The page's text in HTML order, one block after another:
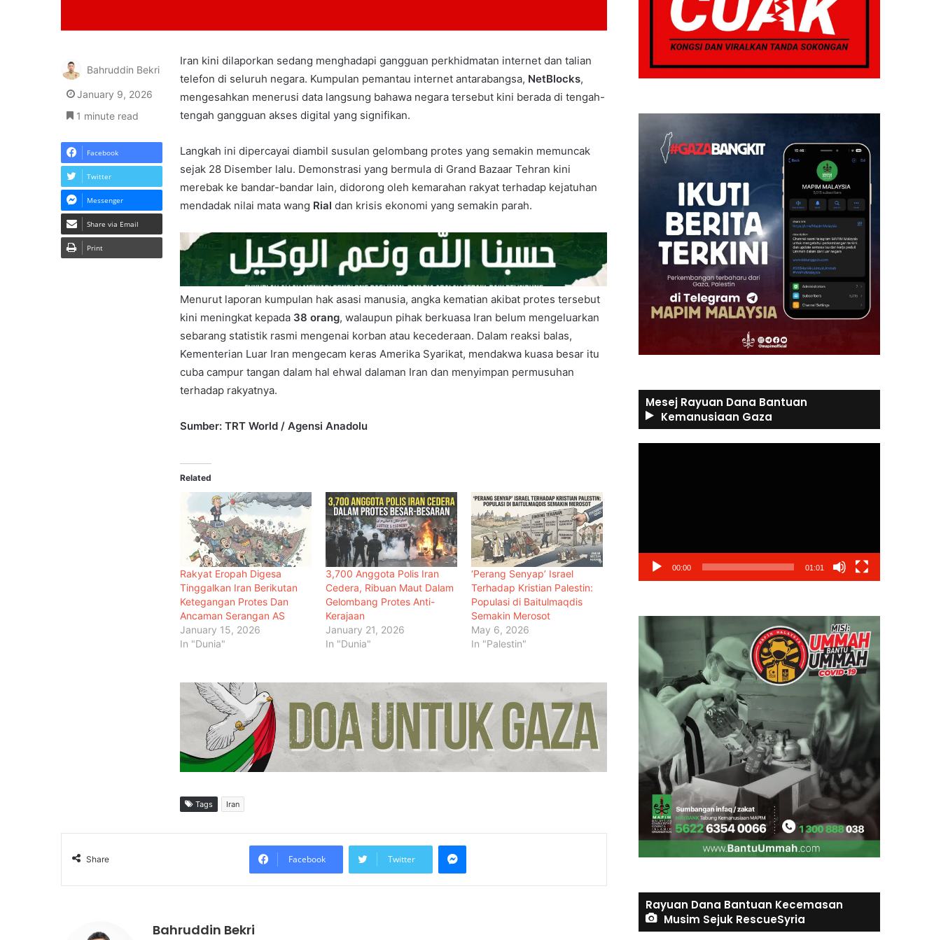
Iran kini dilaporkan sedang menghadapi gangguan perkhidmatan internet dan talian
telefon di seluruh negara. Kumpulan pemantau internet antarabangsa, NetBlocks,
mengesahkan menerusi data langsung bahawa negara tersebut kini berada di tengah-
tengah gangguan akses digital yang signifikan.
Langkah ini dipercayai diambil susulan gelombang protes yang semakin memuncak
sejak 28 Disember lalu. Demonstrasi yang bermula di Grand Bazaar Tehran kini
merebak ke bandar-bandar lain, didorong oleh kemarahan rakyat terhadap kejatuhan
mendadak nilai mata wang Rial dan krisis ekonomi yang semakin parah.
Menurut laporan kumpulan hak asasi manusia, angka kematian akibat protes tersebut
kini meningkat kepada 38 orang, walaupun pihak berkuasa Iran belum mengeluarkan
sebarang statistik rasmi mengenai korban atau kecederaan. Dalam reaksi balas,
Kementerian Luar Iran mengecam keras Amerika Syarikat, mendakwa kuasa besar itu
cuba campur tangan dalam hal ehwal dalaman Iran dan menyimpan permusuhan
terhadap rakyatnya.
Sumber: TRT World / Agensi Anadolu
Related
Rakyat Eropah Digesa
Tinggalkan Iran Berikutan
Ketegangan Protes Dan
Ancaman Serangan AS
January 15, 2026
In "Dunia"
3,700 Anggota Polis Iran
Cedera, Ribuan Maut Dalam
Gelombang Protes Anti-
Kerajaan
January 21, 2026
In "Dunia"
‘Perang Senyap’ Israel
Terhadap Kristian Palestin:
Populasi di Baitulmaqdis
Semakin Merosot
May 6, 2026
In "Palestin"
Tags Iran
Bahruddin Bekri
January 9, 2026
1 minute read
Facebook
Twitter
Messenger
Share via Email
Print
Share Facebook Twitter
Bahruddin Bekri
Pasukan Gimnastik Muda Bagan
Pingat di Selangor
Israel Peruntuk RM160 Juta
Bangunkan ‘Tapak Warisan Yahudi’
di Tebing Barat
Israel Berhubung Perjanjian Gaza
Jordan Menyokong Sekutu
Pengantara Kutuk Pelanggaran
Mesej Rayuan Dana Bantuan
Kemanusiaan Gaza
00:00 01:01
Rayuan Dana Bantuan Kecemasan
Musim Sejuk RescueSyria